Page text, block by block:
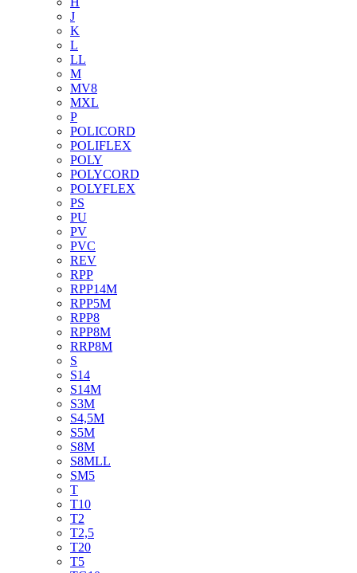
J
K
L
LL
M
MV8
MXL
P
POLICORD
POLIFLEX
POLY
POLYCORD
POLYFLEX
PS
PU
PV
PVC
REV
RPP
RPP14M
RPP5M
RPP8
RPP8M
RRP8M
S
S14
S14M
S3M
S4,5M
S5M
S8M
S8MLL
SM5
T
T10
T2
T2,5
T20
T5